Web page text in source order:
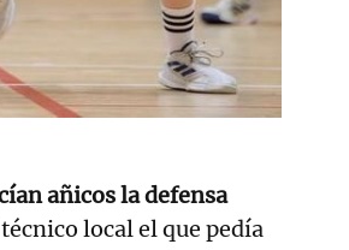
añicos la defensa
local el que pedía